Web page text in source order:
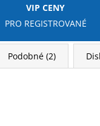
VIP CENY
PRO REGISTROVANÉ
Podobné (2)